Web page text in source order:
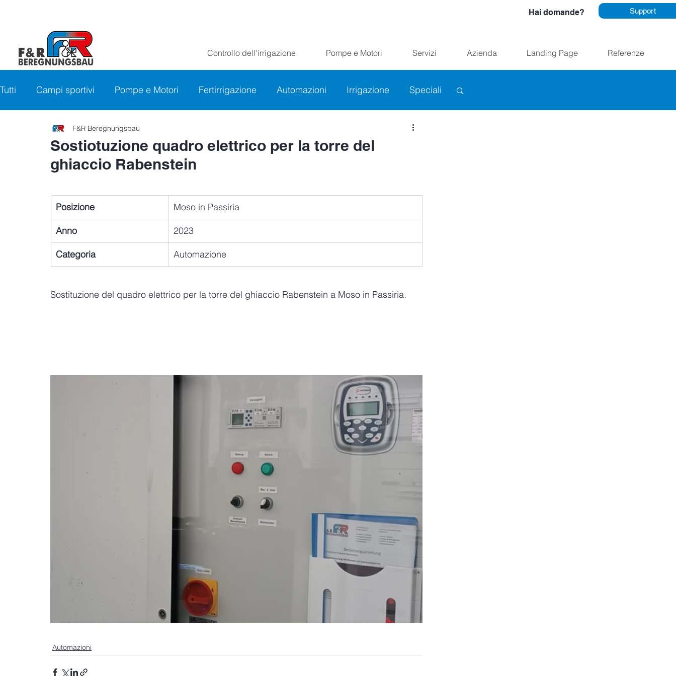
Hai domande? Support
Controllo dell'irrigazione Pompe e Motori Servizi Azienda Landing Page Referenze
Tutti Campi sportivi Pompe e Motori Fertirrigazione Automazioni Irrigazione Speciali
Sostiotuzione quadro elettrico per la torre del
ghiaccio Rabenstein
F&R Beregnungsbau
Posizione Moso in Passiria
Anno 2023
Categoria Automazione
Sostituzione del quadro elettrico per la torre del ghiaccio Rabenstein a Moso in Passiria.
Automazioni